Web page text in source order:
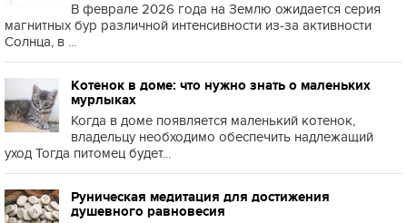
В феврале 2026 года на Землю ожидается серия
магнитных бур различной интенсивности из-за активности
Солнца, в ...
Котенок в доме: что нужно знать о маленьких
мурлыках
Когда в доме появляется маленький котенок,
владельцу необходимо обеспечить надлежащий
уход Тогда питомец будет...
Руническая медитация для достижения
душевного равновесия